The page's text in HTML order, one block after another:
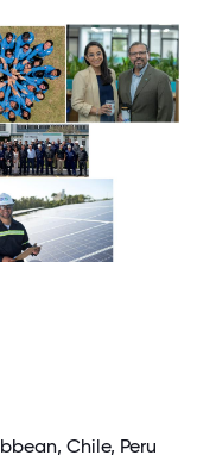
Chile, Peru